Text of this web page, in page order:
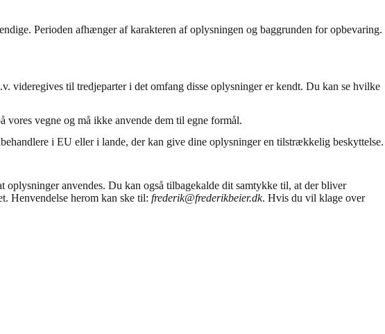
Perioden afhænger af karakteren af oplysningen og baggrunden for opbevaring.
videregives til tredjeparter i det omfang disse oplysninger er kendt. Du kan se hvilke
vegne og må ikke anvende dem til egne formål.
i EU eller i lande, der kan give dine oplysninger en tilstrækkelig beskyttelse.
anvendes. Du kan også tilbagekalde dit samtykke til, at der bliver
Henvendelse herom kan ske til: frederik@frederikbeier.dk. Hvis du vil klage over